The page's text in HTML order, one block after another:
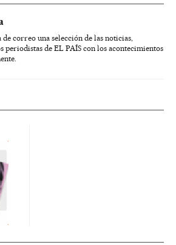
de correo una selección de las noticias,
periodistas de EL PAÍS con los acontecimientos